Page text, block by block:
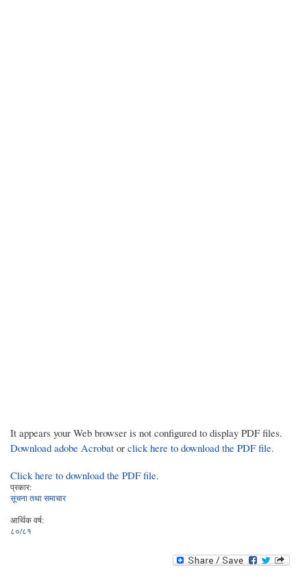
It appears your Web browser is not configured to display PDF files.
Download adobe Acrobat or click here to download the PDF file.
Click here to download the PDF file.
प्रकार:
सूचना तथा समाचार
आर्थिक वर्ष:
८०/८१